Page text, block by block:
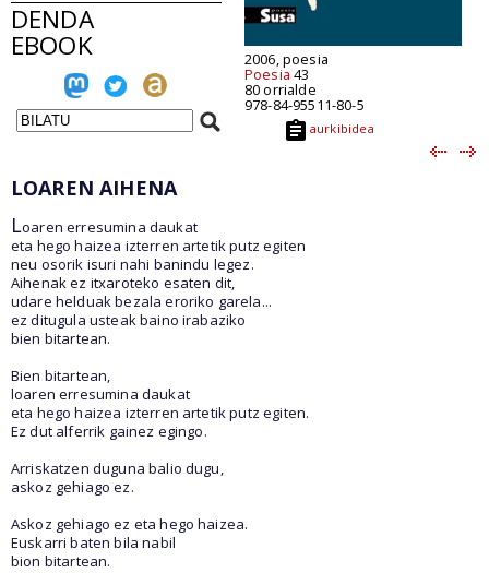
DENDA
EBOOK 2006, poesia
Poesia 43
80 orrialde
978-84-95511-80-5
aurkibidea
LOAREN AIHENA
Loaren erresumina daukat
eta hego haizea izterren artetik putz egiten
neu osorik isuri nahi banindu legez.
Aihenak ez itxaroteko esaten dit,
udare helduak bezala eroriko garela...
ez ditugula usteak baino irabaziko
bien bitartean.
Bien bitartean,
loaren erresumina daukat
eta hego haizea izterren artetik putz egiten.
Ez dut alferrik gainez egingo.
Arriskatzen duguna balio dugu,
askoz gehiago ez.
Askoz gehiago ez eta hego haizea.
Euskarri baten bila nabil
bion bitartean.